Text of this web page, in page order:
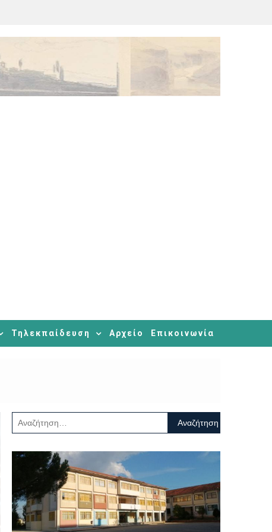
Τηλεκπαίδευση Αρχείο Επικοινωνία
Αναζήτηση
για: